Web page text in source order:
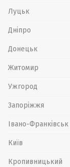
Луцьк
Дніпро
Донецьк
Житомир
Ужгород
Запоріжжя
Івано-Франківськ
Київ
Кропивницький